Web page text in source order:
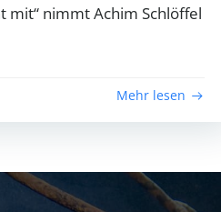
mit“ nimmt Achim Schlöffel
Mehr lesen